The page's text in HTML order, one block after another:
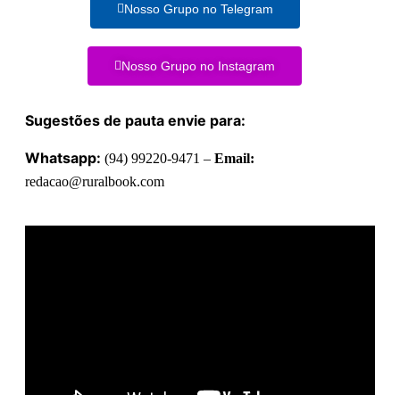
Nosso Grupo no Telegram
Nosso Grupo no Instagram
Sugestões de pauta envie para:
Whatsapp: (94) 99220-9471 – Email:
redacao@ruralbook.com